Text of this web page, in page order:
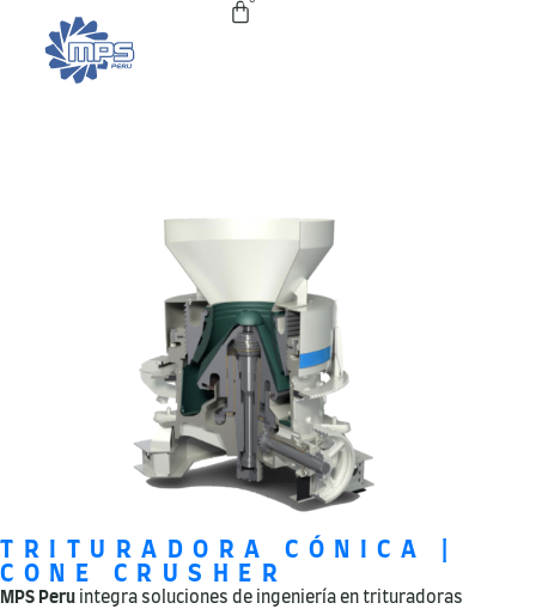
Trituradora de Cono
TRITURADORA CÓNICA |
CONE CRUSHER
MPS Peru
integra soluciones de ingeniería en trituradoras